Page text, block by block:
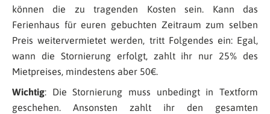
können die zu tragenden Kosten sein. Kann das
Ferienhaus für euren gebuchten Zeitraum zum selben
Preis weitervermietet werden, tritt Folgendes ein: Egal,
wann die Stornierung erfolgt, zahlt ihr nur 25% des
Mietpreises, mindestens aber 50€.
Wichtig: Die Stornierung muss unbedingt in Textform
geschehen. Ansonsten zahlt ihr den gesamten